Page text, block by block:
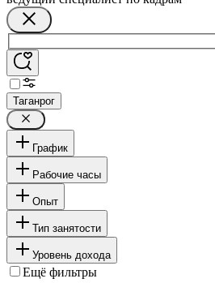
Таганрог
График
Рабочие часы
Опыт
Тип занятости
Уровень дохода
Ещё фильтры